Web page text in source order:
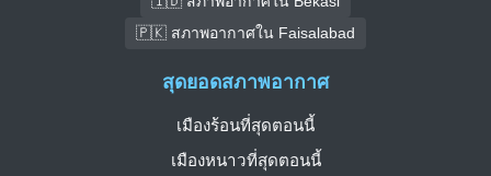
🇵🇰 สภาพอากาศใน Faisalabad
สุดยอดสภาพอากาศ
เมืองร้อนที่สุดตอนนี้
เมืองหนาวที่สุดตอนนี้